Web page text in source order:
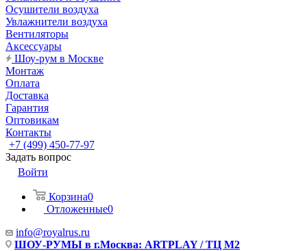
Осушители воздуха
Увлажнители воздуха
Вентиляторы
Аксессуары
Шоу-рум в Москве
Монтаж
Оплата
Доставка
Гарантия
Оптовикам
Контакты
+7 (499) 450-77-97
Задать вопрос
Войти
Корзина0
Отложенные0
info@royalrus.ru
ШОУ-РУМЫ в г.Москва: ARTPLAY / ТЦ М2